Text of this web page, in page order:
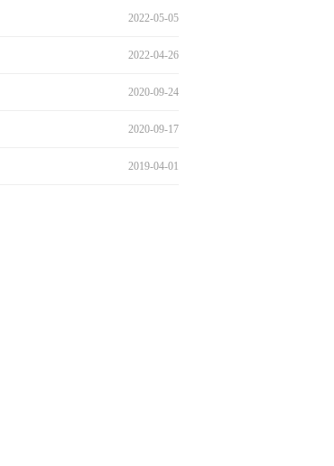
2022-05-05
2022-04-26
2020-09-24
2020-09-17
2019-04-01